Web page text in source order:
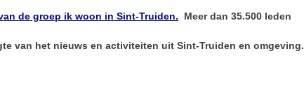
de groep ik woon in Sint-Truiden. Meer dan 35.500 leden
van het nieuws en activiteiten uit Sint-Truiden en omgeving.